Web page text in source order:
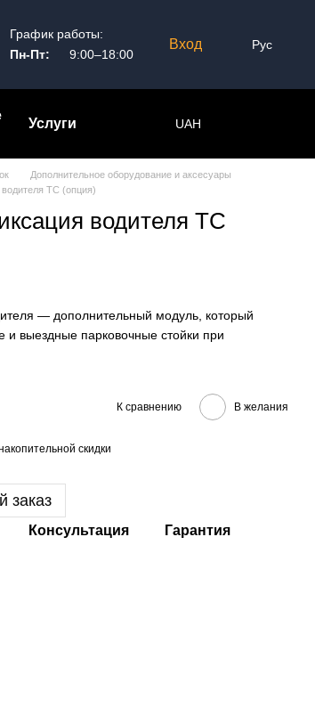
График работы:
Пн-Пт:
9:00–18:00
Вход Рус
Услуги UAH
Дополнительное оборудование и аксесуары
ТС (опция)
водителя ТС
— дополнительный модуль, который
и выездные парковочные стойки при
К сравнению В желания
скидки
заказ
Консультация Гарантия